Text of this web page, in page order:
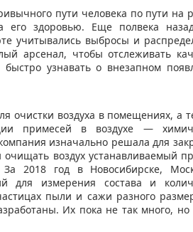
пути человека по пути на
его здоровью. Еще полвека
учитывались выбросы и
арсенал, чтобы отслеживать
узнавать о внезапном
очистки воздуха в помещениях, а
примесей в воздухе —
изначально решала для
воздух устанавливаемый
За 2018 год в Новосибирске,
для измерения состава и
пыли и сажи разного
Их пока не так много, но